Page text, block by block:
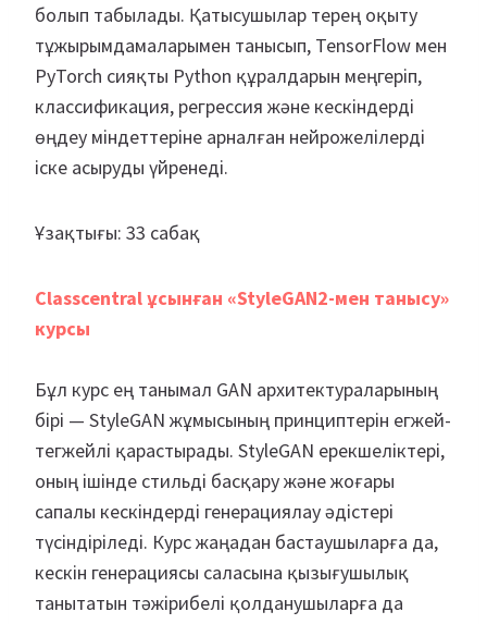
болып табылады. Қатысушылар терең оқыту
тұжырымдамаларымен танысып, TensorFlow мен
PyTorch сияқты Python құралдарын меңгеріп,
классификация, регрессия және кескіндерді
өңдеу міндеттеріне арналған нейрожелілерді
іске асыруды үйренеді.
Ұзақтығы: 33 сабақ
Classcentral ұсынған «StyleGAN2-мен танысу»
курсы
Бұл курс ең танымал GAN архитектураларының
бірі — StyleGAN жұмысының принциптерін егжей-
тегжейлі қарастырады. StyleGAN ерекшеліктері,
оның ішінде стильді басқару және жоғары
сапалы кескіндерді генерациялау әдістері
түсіндіріледі. Курс жаңадан бастаушыларға да,
кескін генерациясы саласына қызығушылық
танытатын тәжірибелі қолданушыларға да